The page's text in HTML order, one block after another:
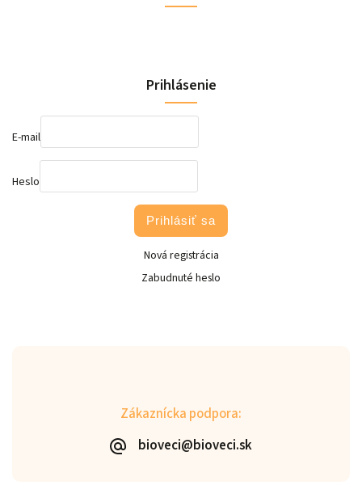
Zákaznícka podpora:
bioveci@bioveci.sk
Prihlásenie
E-mail
Heslo
Prihlásiť sa
Nová registrácia
Zabudnuté heslo